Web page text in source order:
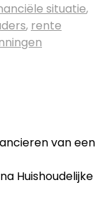
situatie,
, rente
van een
Huishoudelijke